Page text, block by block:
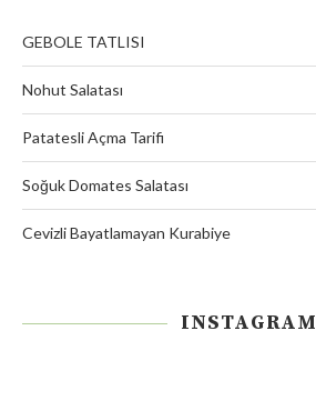
GEBOLE TATLISI
Nohut Salatası
Patatesli Açma Tarifi
Soğuk Domates Salatası
Cevizli Bayatlamayan Kurabiye
INSTAGRAM